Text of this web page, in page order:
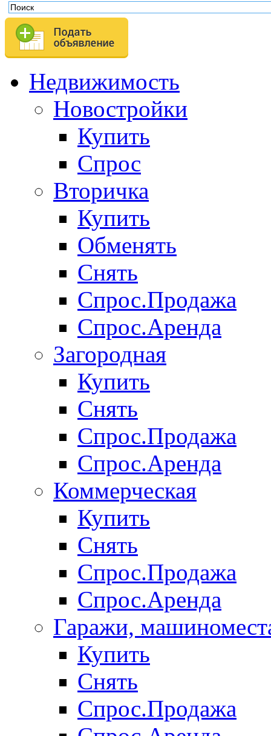
Недвижимость
Новостройки
Купить
Спрос
Вторичка
Купить
Обменять
Снять
Спрос.Продажа
Спрос.Аренда
Загородная
Купить
Снять
Спрос.Продажа
Спрос.Аренда
Коммерческая
Купить
Снять
Спрос.Продажа
Спрос.Аренда
Гаражи,
Купить
Снять
Спрос.Продажа